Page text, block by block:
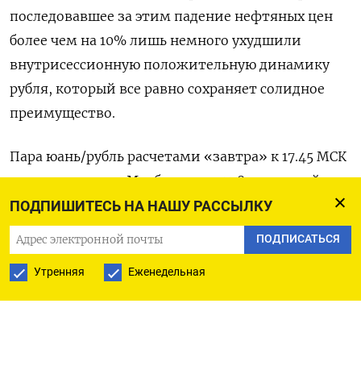
ПОДПИШИТЕСЬ НА НАШУ РАССЫЛКУ
ПОДПИСАТЬСЯ
Утренняя Еженедельная
последовавшее за этим падение нефтяных цен
более чем на 10% лишь немного ухудшили
внутрисессионную положительную динамику
рубля, который все равно сохраняет солидное
преимущество.
Пара юань/рубль расчетами «завтра» к 17.45 МСК
котировалась на Мосбирже по 11,87, и российская
валюта укрепляется на ​1%, ранее набирая более
1,5%. Предыдущие же ​три биржевые сессии юань
стоил дороже 12 рублей, ​в четверг ⁠подскочив до
13-месячного пика, 12,65.